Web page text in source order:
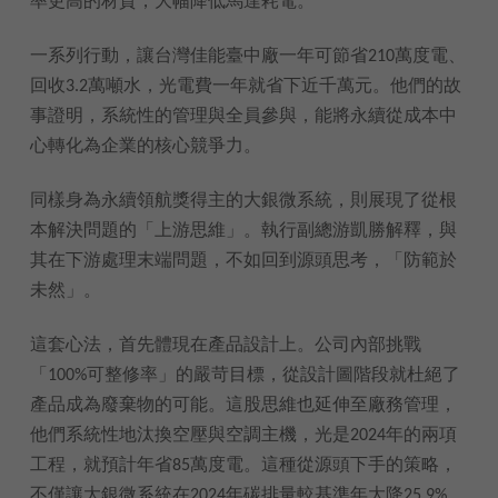
一系列行動，讓台灣佳能臺中廠一年可節省210萬度電、
回收3.2萬噸水，光電費一年就省下近千萬元。他們的故
事證明，系統性的管理與全員參與，能將永續從成本中
心轉化為企業的核心競爭力。
同樣身為永續領航獎得主的大銀微系統，則展現了從根
本解決問題的「上游思維」。執行副總游凱勝解釋，與
其在下游處理末端問題，不如回到源頭思考，「防範於
未然」。
這套心法，首先體現在產品設計上。公司內部挑戰
「100%可整修率」的嚴苛目標，從設計圖階段就杜絕了
產品成為廢棄物的可能。這股思維也延伸至廠務管理，
他們系統性地汰換空壓與空調主機，光是2024年的兩項
工程，就預計年省85萬度電。這種從源頭下手的策略，